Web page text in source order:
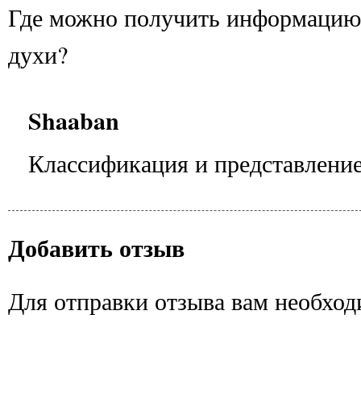
Где можно получить
духи?
Shaaban
Классификация и
Добавить отзыв
Для отправки отзыва вам